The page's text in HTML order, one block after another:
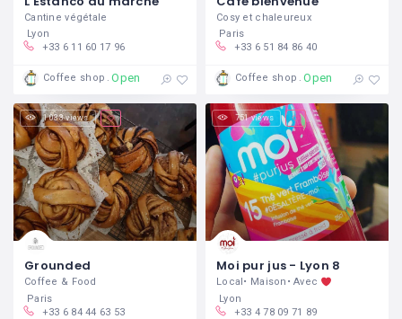
Cantine végétale
Lyon
+33 6 11 60 17 96
Coffee shop Open
Cosy et chaleureux
Paris
+33 6 51 84 86 40
Coffee shop Open
1 033 views
Grounded
Coffee & Food
Paris
+33 6 84 44 63 53
751 views
Moi pur jus - Lyon 8
Local• Maison• Avec
Lyon
+33 4 78 09 71 89